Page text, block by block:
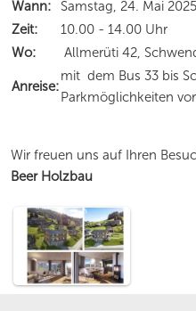
Wann:
Samstag, 24. Mai 2025
Zeit:
10.00 - 14.00 Uhr
Wo:
Allmerüti 42,
Anreise:
mit dem Bus 33 bis
Parkmöglichkeiten
Wir freuen uns auf Ihren
Beer Holzbau